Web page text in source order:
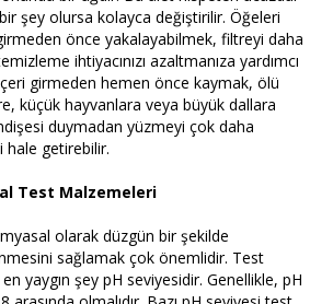
şey olursa kolayca değiştirilir. Öğeleri
önce yakalayabilmek, filtreyi daha
ihtiyacınızı azaltmanıza yardımcı
girmeden hemen önce kaymak, ölü
küçük hayvanlara veya büyük dallara
duymadan yüzmeyi çok daha
hale getirebilir.
Test Malzemeleri
olarak düzgün bir şekilde
sağlamak çok önemlidir. Test
yaygın şey pH seviyesidir. Genellikle, pH